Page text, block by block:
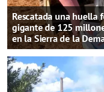
Rescatada una huella
gigante de 125
en la Sierra de la